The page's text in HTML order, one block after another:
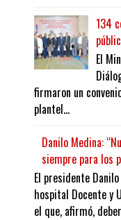
134
El
firmaron un
plantel...
Danilo Medina:
siempre para los
El presidente
hospital Docente y
el que, afirmó,